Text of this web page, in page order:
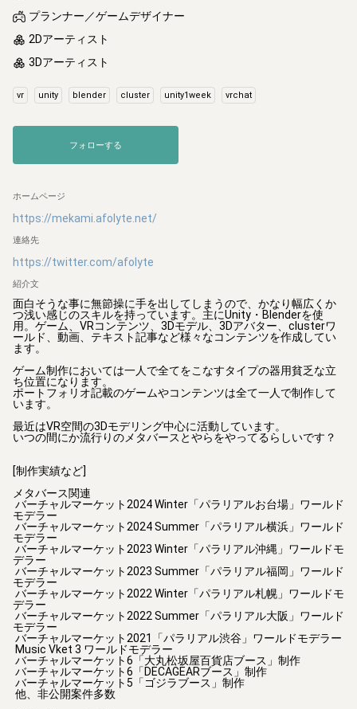
プランナー／ゲームデザイナー
2Dアーティスト
3Dアーティスト
vr unity blender cluster unity1week vrchat
フォローする
ホームページ
https://mekami.afolyte.net/
連絡先
https://twitter.com/afolyte
紹介文
面白そうな事に無節操に手を出してしまうので、かなり幅広くか
つ浅い感じのスキルを持っています。主にUnity・Blenderを使
用。ゲーム、VRコンテンツ、3Dモデル、3Dアバター、clusterワ
ールド、動画、テキスト記事など様々なコンテンツを作成してい
ます。
ゲーム制作においては一人で全てをこなすタイプの器用貧乏な立
ち位置になります。
ポートフォリオ記載のゲームやコンテンツは全て一人で制作して
います。
最近はVR空間の3Dモデリング中心に活動しています。
いつの間にか流行りのメタバースとやらをやってるらしいです？
[制作実績など]
メタバース関連
モデラー
モデラー
デラー
モデラー
デラー
モデラー